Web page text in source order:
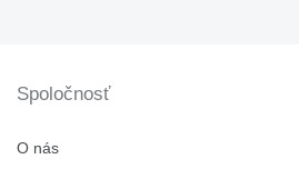
G-series
Spoločnosť
O nás